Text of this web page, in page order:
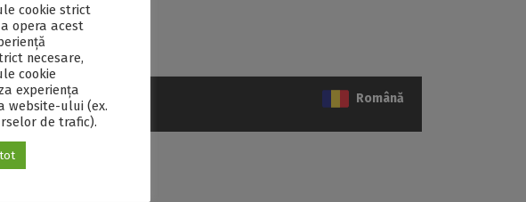
Română
cookie strict
opera acest
necesare,
cookie
experiența
website-ului (ex.
de trafic).